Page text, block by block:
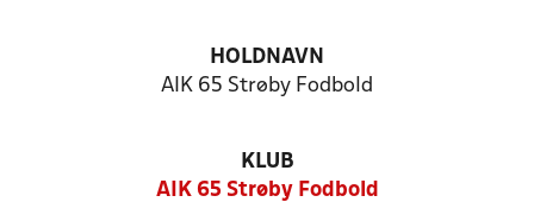
HOLDNAVN
AIK 65 Strøby Fodbold
KLUB
AIK 65 Strøby Fodbold